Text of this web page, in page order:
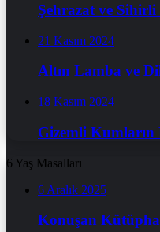
Şehrazat ve Sihirli
21 Kasım 2024
Altın Lamba ve
18 Kasım 2024
Gizemli Kumların
6 Yaş Masalları
6 Aralık 2025
Konuşan